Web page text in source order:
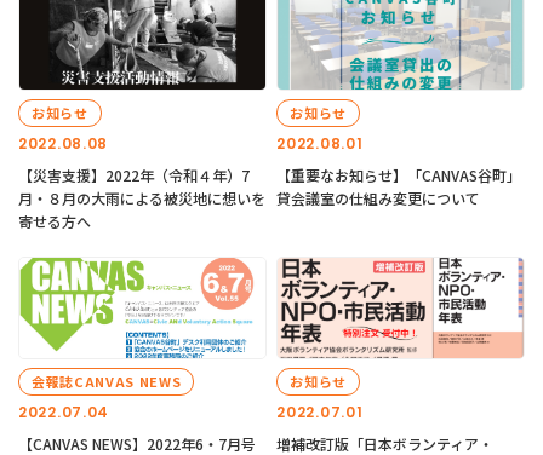
2022.08.08
お知らせ
【災害支援】2022年（令和４年）7
月・８月の大雨による被災地に想いを
寄せる方へ
2022.08.01
お知らせ
【重要なお知らせ】「CANVAS谷町」
貸会議室の仕組み変更について
2022.07.04
会報誌CANVAS NEWS
【CANVAS NEWS】2022年6・7月号
2022.07.01
お知らせ
増補改訂版「日本ボランティア・